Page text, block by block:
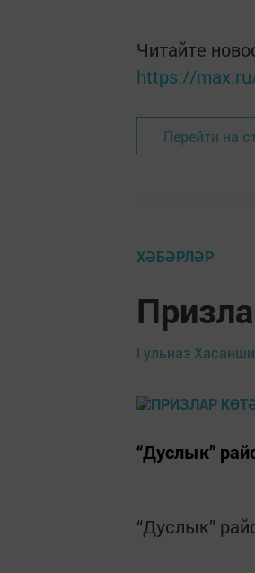
Читайте
https://
Перейти на
ХӘБӘРЛӘР
Гульназ
“Дуслык”
“Дуслык”